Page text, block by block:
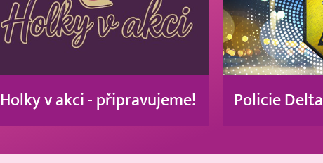
Holky v akci - připravujeme! Policie Delta